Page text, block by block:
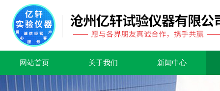
网站首页 关于我们 新闻中心